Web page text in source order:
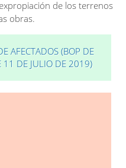
de los terrenos
obras.
AFECTADOS (BOP DE
11 DE JULIO DE 2019)